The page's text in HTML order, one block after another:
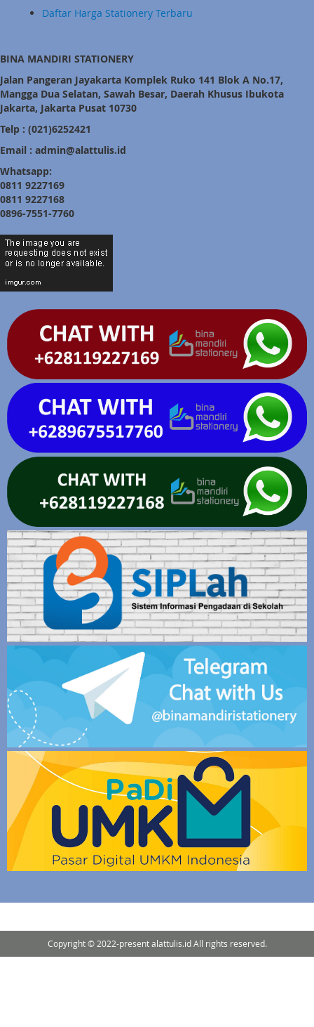
Daftar Harga Stationery Terbaru
BINA MANDIRI STATIONERY
Jalan Pangeran Jayakarta Komplek Ruko 141 Blok A No.17,
Mangga Dua Selatan, Sawah Besar, Daerah Khusus Ibukota
Jakarta, Jakarta Pusat 10730
Telp : (021)6252421
Email : admin@alattulis.id
Whatsapp:
0811 9227169
0811 9227168
0896-7551-7760
Copyright © 2022-present alattulis.id All rights reserved.